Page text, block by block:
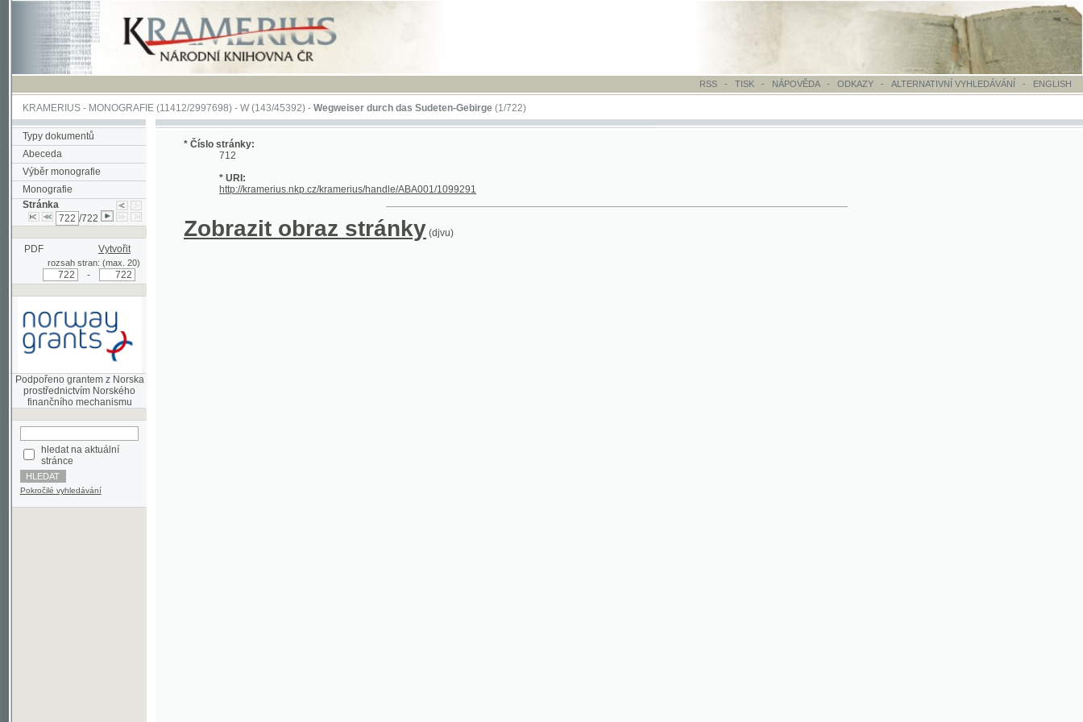
RSS - TISK-NÁPOVĚDA - ODKAZY - ALTERNATIVNÍ VYHLEDÁVÁNÍ- ENGLISH
KRAMERIUS-MONOGRAFIE(11412/2997698) -W (143/45392)-Wegweiser durch das Sudeten-Gebirge(1/722)
Typy dokumentů
Abeceda
Výběr monografie
Monografie
Stránka
/722
PDF Vytvořit
rozsah stran: (max. 20)
Podpořeno grantem z Norska
prostřednictvím Norského
hledat na aktuální
stránce
Pokročilé vyhledávání
* Číslo stránky:
712
* URI:
http://kramerius.nkp.cz/kramerius/handle/ABA001/1099291
Zobrazit obraz stránky